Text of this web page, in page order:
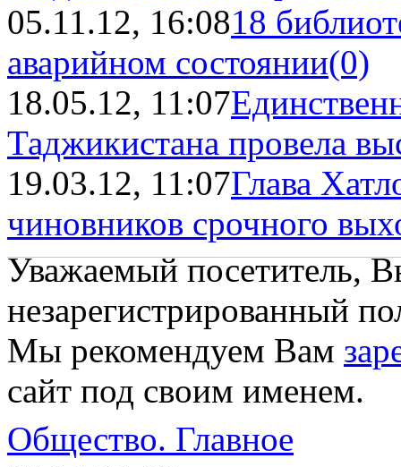
05.11.12, 16:0818
аварийном состоянии(0)
18.05.12, 11:07
Таджикистана провела
19.03.12, 11:07Глава
чиновников срочного
Уважаемый посетитель,
незарегистрированный
Мы рекомендуем Вам
сайт под своим именем.
Общество. Главное